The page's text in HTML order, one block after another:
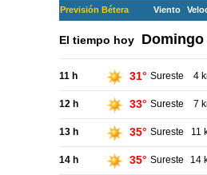
Previsión Bétera Viento
El tiempo hoy Domingo
11 h 31° Sureste 4
12 h 33° Sureste 7
13 h 35° Sureste 11
14 h 35° Sureste 14